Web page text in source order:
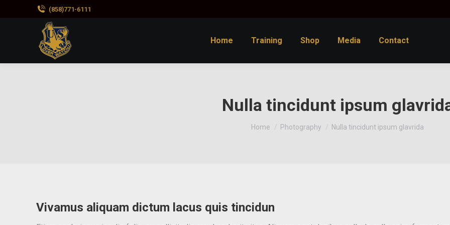
(858)771-6111
Home Training Shop Media Contact
Nulla tincidunt ipsum
You are here:
Home Photography Nulla tincidunt ipsum glavrida
Vivamus aliquam dictum lacus quis tincidun